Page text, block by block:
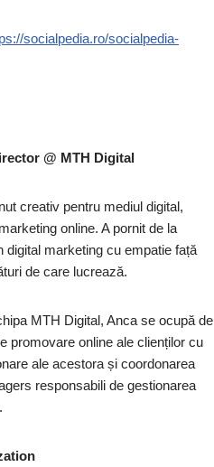
socialpedia.ro/socialpedia-
@ MTH Digital
creativ pentru mediul digital,
online. A pornit de la
marketing cu empatie față
de care lucrează.
MTH Digital, Anca se ocupă de
promovare online ale clienților cu
ale acestora și coordonarea
responsabili de gestionarea